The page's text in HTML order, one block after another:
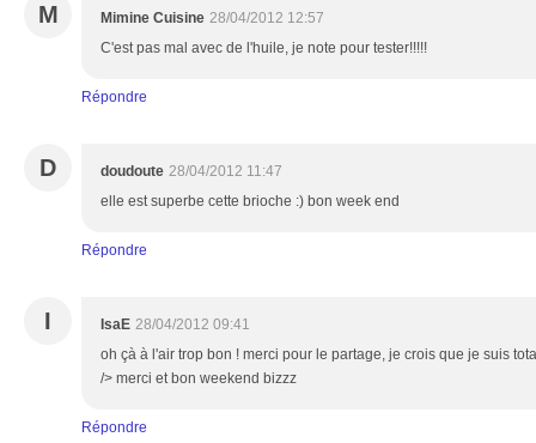
M Mimine Cuisine 28/04/2012 12:57
C'est pas mal avec de l'huile, je note pour tester!!!!!
Répondre
D doudoute 28/04/2012 11:47
elle est superbe cette brioche :) bon week end
Répondre
I IsaE 28/04/2012 09:41
oh çà à l'air trop bon ! merci pour le partage, je crois que je suis
/> merci et bon weekend bizzz
Répondre